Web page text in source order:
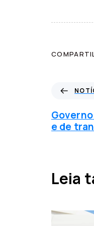
t
í
c
n
r
e de
Leia